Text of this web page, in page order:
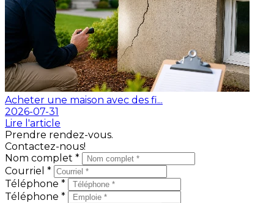
Acheter une maison avec des fi...
2026-07-31
Lire l'article
Prendre rendez-vous.
Contactez-nous!
Nom complet *
Courriel *
Téléphone *
Téléphone *